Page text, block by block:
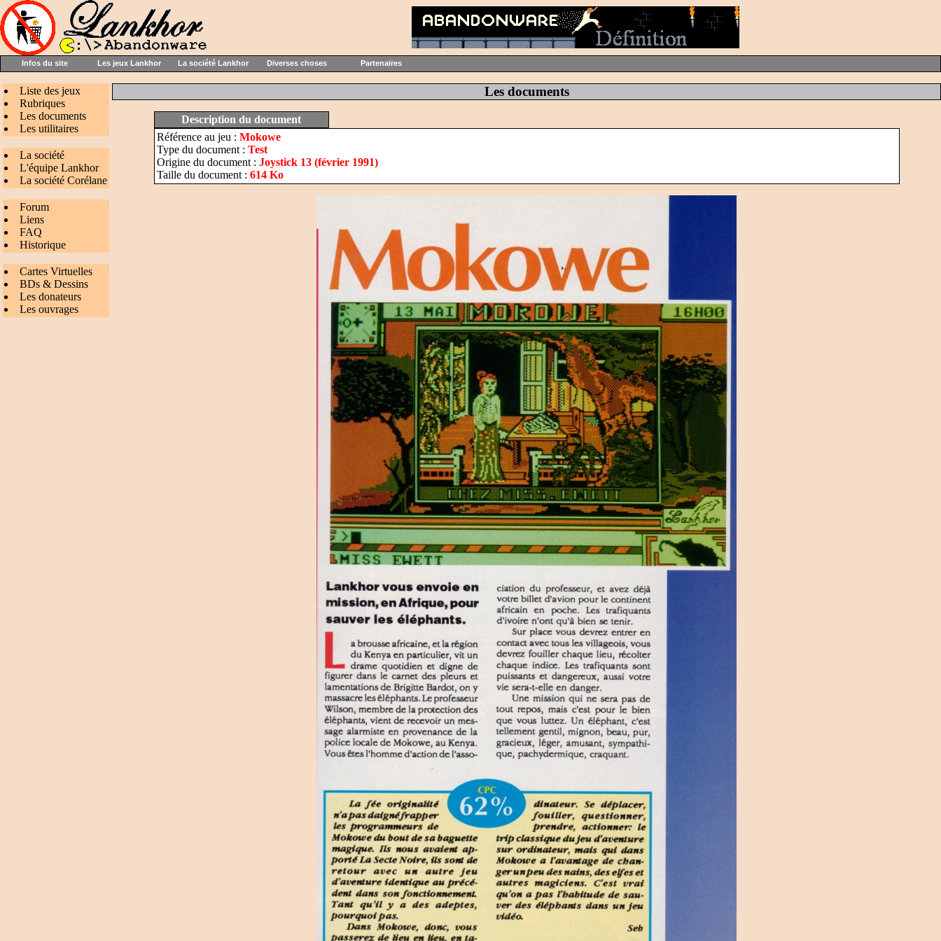
Infos du site Les jeux Lankhor La société Lankhor Diverses choses Partenaires
Liste des jeux
Rubriques
Les documents
Les utilitaires
La société
L'équipe Lankhor
La société Corélane
Forum
Liens
FAQ
Historique
Cartes Virtuelles
BDs & Dessins
Les donateurs
Les ouvrages
Les documents
Description du document
Référence au jeu : Mokowe
Type du document : Test
Origine du document : Joystick 13 (février 1991)
Taille du document : 614 Ko